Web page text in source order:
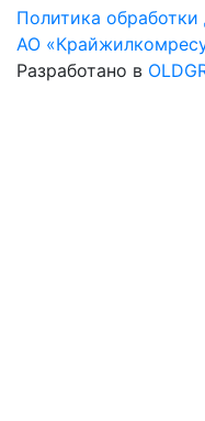
Политика обработки
АО
Разработано в